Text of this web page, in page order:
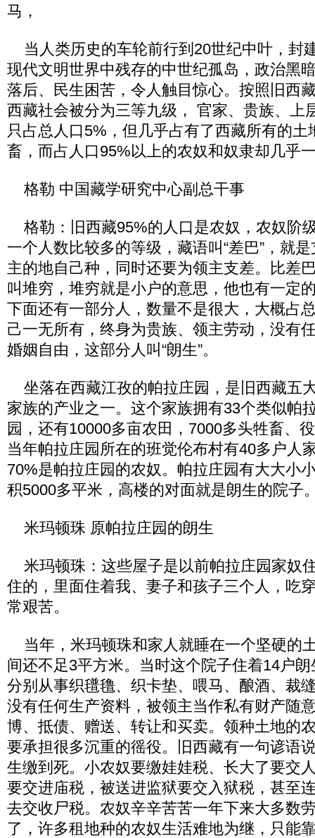
马，
当人类历史的车轮前行到20世纪中叶，封
现代文明世界中残存的中世纪孤岛，政治黑
落后、民生困苦，令人触目惊心。按照旧西
西藏社会被分为三等九级， 官家、贵族、上
只占总人口5%，但几乎占有了西藏所有的土
畜，而占人口95%以上的农奴和奴隶却几乎
格勒 中国藏学研究中心副总干事
格勒：旧西藏95%的人口是农奴，农奴阶
一个人数比较多的等级，藏语叫“差巴”，就
主的地自己种，同时还要为领主支差。比差
叫堆穷，堆穷就是小户的意思，他也有一定
下面还有一部分人，数量不是很大，大概占
己一无所有，终身为贵族、领主劳动，没有
婚姻自由，这部分人叫“朗生”。
坐落在西藏江孜的帕拉庄园，是旧西藏五
家族的产业之一。这个家族拥有33个类似帕
园，还有10000多亩农田，7000多头牲畜、
当年帕拉庄园所在的班觉伦布村有40多户人
70%是帕拉庄园的农奴。帕拉庄园有大大小
积5000多平米，高楼的对面就是朗生的院子
米玛顿珠 原帕拉庄园的朗生
米玛顿珠：这些屋子是以前帕拉庄园家奴
住的，里面住着我、妻子和孩子三个人，吃
常艰苦。
当年，米玛顿珠和家人就睡在一个坚硬的
间还不足3平方米。当时这个院子住着14户
分别从事织氆氇、织卡垫、喂马、酿酒、裁
没有任何生产资料，被领主当作私有财产随
博、抵债、赠送、转让和买卖。领种土地的
要承担很多沉重的徭役。旧西藏有一句谚语
生缴到死。小农奴要缴娃娃税、长大了要交
要交进庙税，被送进监狱要交入狱税，甚至
去交收尸税。农奴辛辛苦苦一年下来大多数
了，许多租地种的农奴生活难地为继，只能